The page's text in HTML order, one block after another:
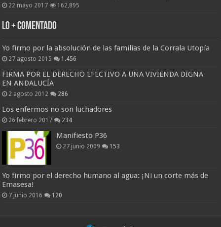
22 mayo 2017 162,895
Lo + Comentado
Yo firmo por la absolución de las familias de la Corrala Utopía
27 agosto 2015 1.456
FIRMA POR EL DERECHO EFECTIVO A UNA VIVIENDA DIGNA
EN ANDALUCÍA
2 agosto 2012 286
Los enfermos no son luchadores
26 febrero 2017 234
Manifiesto P36
27 junio 2009 153
Yo firmo por el derecho humano al agua: ¡Ni un corte más de
Emasesa!
7 junio 2016 120